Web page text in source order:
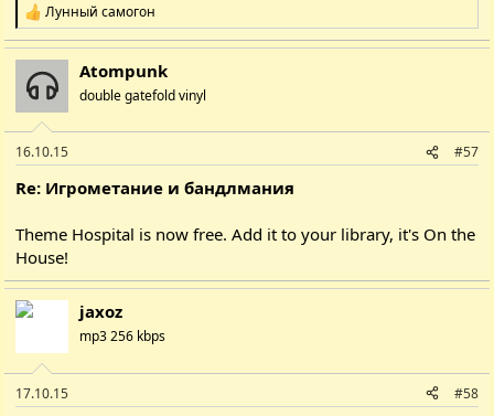
Р
е
а
ц
Лунный самогон
Atompunk
double gatefold vinyl
16.10.15 #57
Re: Игрометание и бандлмания
Theme Hospital is now free. Add it to your library, it's On the
House!
jaxoz
mp3 256 kbps
17.10.15 #58